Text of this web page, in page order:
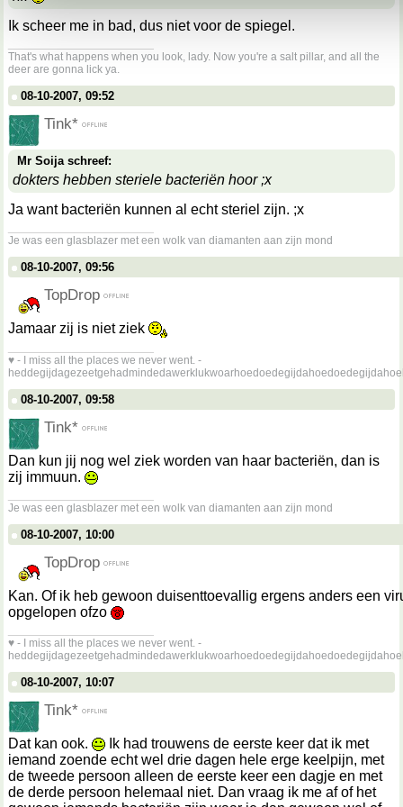
Ik scheer me in bad, dus niet voor de spiegel.
That's what happens when you look, lady. Now you're a salt pillar, and all the
deer are gonna lick ya.
08-10-2007, 09:52
Tink*
Mr Soija schreef:
dokters hebben steriele bacteriën hoor ;x
Ja want bacteriën kunnen al echt steriel zijn. ;x
Je was een glasblazer met een wolk van diamanten aan zijn mond
08-10-2007, 09:56
TopDrop
Jamaar zij is niet ziek
♥ - I miss all the places we never went. -
08-10-2007, 09:58
Tink*
Dan kun jij nog wel ziek worden van haar bacteriën, dan is
zij immuun.
Je was een glasblazer met een wolk van diamanten aan zijn mond
08-10-2007, 10:00
TopDrop
Kan. Of ik heb gewoon duisenttoevallig ergens anders een
opgelopen ofzo
♥ - I miss all the places we never went. -
08-10-2007, 10:07
Tink*
Dat kan ook.
Ik had trouwens de eerste keer dat ik met
iemand zoende echt wel drie dagen hele erge keelpijn, met
de tweede persoon alleen de eerste keer een dagje en met
de derde persoon helemaal niet. Dan vraag ik me af of het